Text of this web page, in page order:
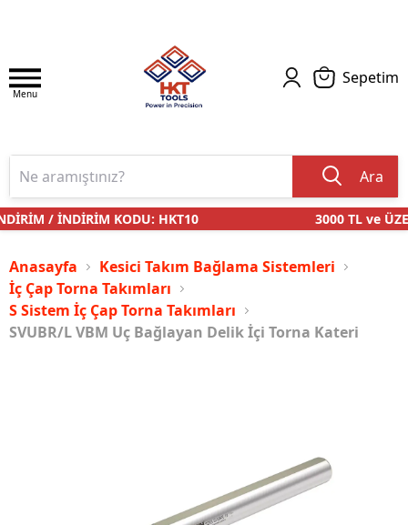
Menu
Sepetim
Ara
/ İNDİRİM KODU: HKT10 3000 TL ve
Anasayfa
Kesici Takım Bağlama Sistemleri
İç Çap Torna Takımları
S Sistem İç Çap Torna Takımları
SVUBR/L VBM Uç Bağlayan Delik İçi Torna Kateri